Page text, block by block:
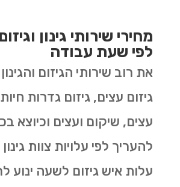
מחירי שירותי גינון
לפי שעת עבודה
את רוב שירותי הגיזום
גיזום עצים, גיזום גדרות
עצים, שיקום ועצים וכיוצא
להעריך לפי עלויות צוות
עלות איש גיזום לשעה ינוע